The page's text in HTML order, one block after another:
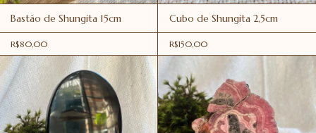
Bastão de Shungita 15cm
R$80,00
Cubo de Shungita 2,5cm
R$150,00